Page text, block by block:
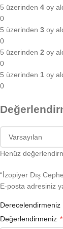
5 üzerinden 4 oy
0
5 üzerinden 3 oy
0
5 üzerinden 2 oy
0
5 üzerinden 1 oy
0
Henüz
“İzopiyer Dış
E-posta adresiniz
Derecelendirmeniz
Değerlendirmeniz *